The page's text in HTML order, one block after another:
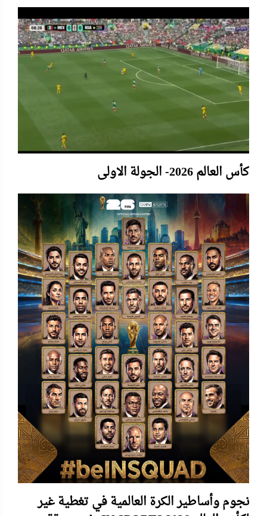
كأس العالم 2026- الجولة الاولى
نجوم وأساطير الكرة العالمية في تغطية غير